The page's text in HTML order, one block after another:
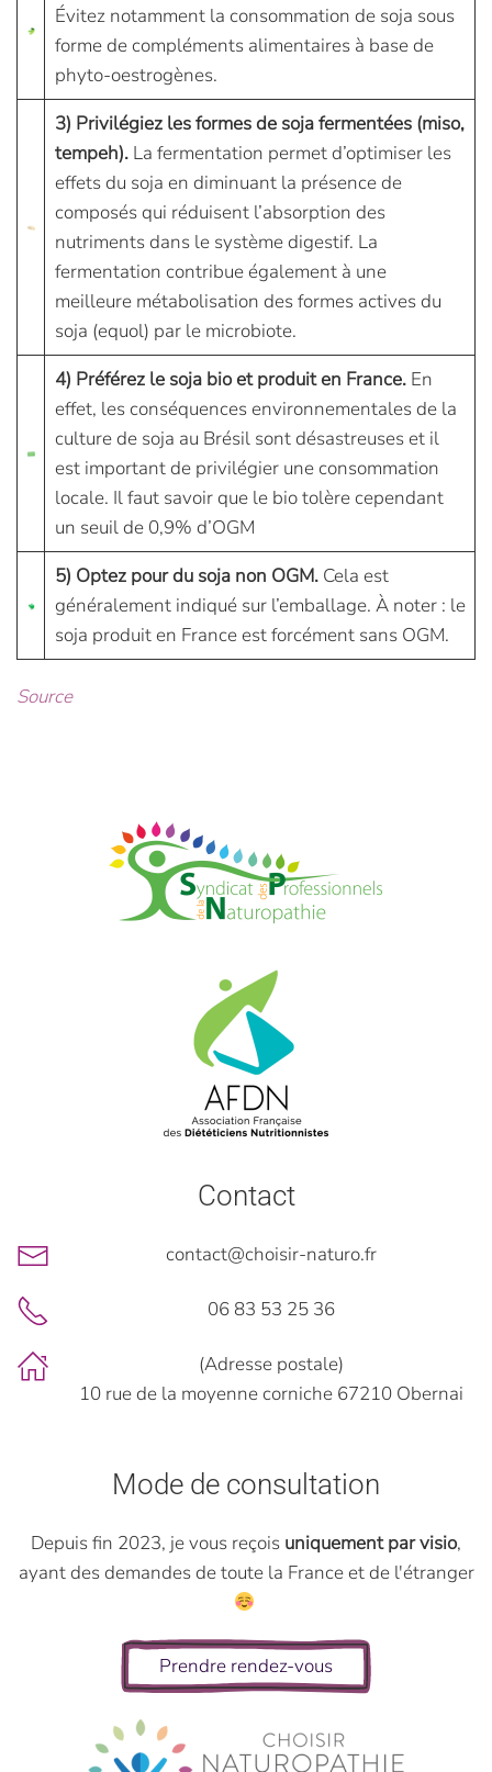
Évitez notamment la consommation de soja sous
forme de compléments alimentaires à base de
phyto-oestrogènes.
3) Privilégiez les formes de soja fermentées (miso,
tempeh).La fermentation permet d’optimiser les
effets du soja en diminuant la présence de
composés qui réduisent l’absorption des
nutriments dans le système digestif. La
fermentation contribue également à une
meilleure métabolisation des formes actives du
soja (equol) par le microbiote.
4) Préférez le soja bio et produit en France.En
effet, les conséquences environnementales de la
culture de soja au Brésil sont désastreuses et il
est important de privilégier une consommation
locale. Il faut savoir que le bio tolère cependant
un seuil de 0,9% d’OGM
5) Optez pour du soja non OGM.Cela est
généralement indiqué sur l’emballage. À noter : le
soja produit en France est forcément sans OGM.
Source
Contact
contact@choisir-naturo.fr
06 83 53 25 36
(Adresse postale)
10 rue de la moyenne corniche 67210 Obernai
Mode de consultation
Depuis fin 2023, je vous reçois uniquement par visio,
ayant des demandes de toute la France et de l'étranger
Prendre rendez-vous